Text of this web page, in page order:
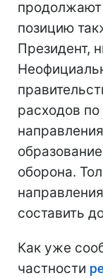
продолжают
позицию
Президент,
расходов
оборона.
составить
Как уже
частности